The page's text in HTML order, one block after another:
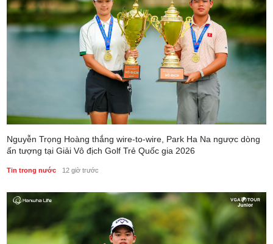
Nguyễn Trọng Hoàng thắng wire-to-wire, Park Ha Na ngược dòng
ấn tượng tại Giải Vô địch Golf Trẻ Quốc gia 2026
Tin trong nước 12 giờ trước